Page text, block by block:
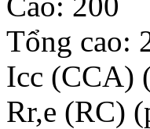
Tổng cao:
Icc (CCA)
Rr,e (RC)